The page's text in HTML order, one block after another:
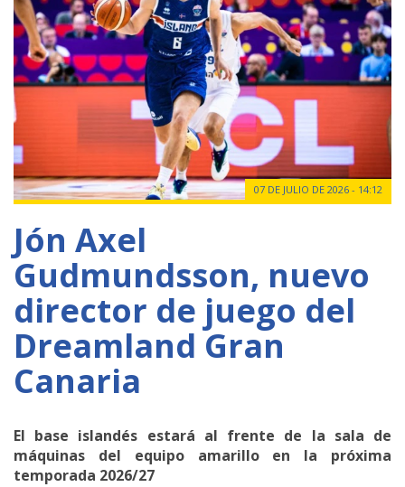
07 DE JULIO DE 2026 - 14:12
Jón Axel
Gudmundsson, nuevo
director de juego del
Dreamland Gran
Canaria
El base islandés estará al frente de la sala de
máquinas del equipo amarillo en la próxima
temporada 2026/27